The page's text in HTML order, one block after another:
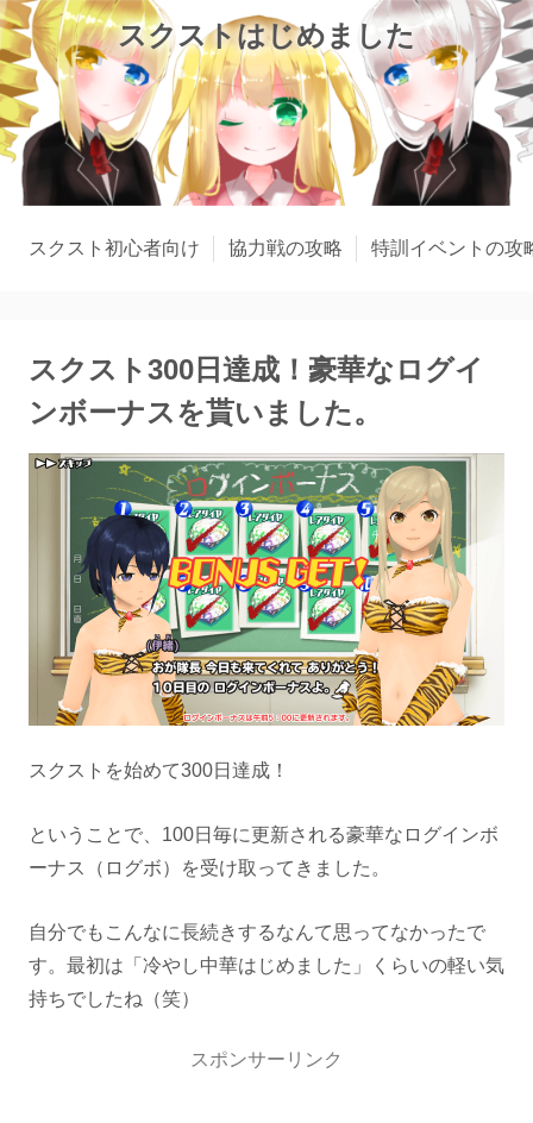
スクストはじめました
スクスト初心者向け 協力戦の攻略 特訓イベントの攻
スクスト300日達成！豪華なログイ
ンボーナスを貰いました。
スクストを始めて300日達成！
ということで、100日毎に更新される豪華なログインボ
ーナス（ログボ）を受け取ってきました。
自分でもこんなに長続きするなんて思ってなかったで
す。最初は「冷やし中華はじめました」くらいの軽い気
持ちでしたね（笑）
スポンサーリンク